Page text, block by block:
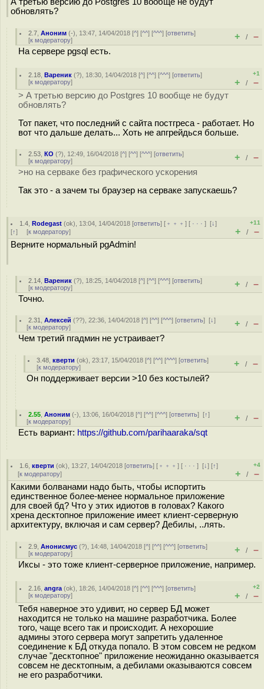
обновлять?
2.7 ,Аноним (-), 13:47, 14/04/2018 [^] [^^] [^^^] [ответить]
[к модератору] + / –
На сервере pgsql есть.
2.18 ,Вареник (?), 18:30, 14/04/2018 [^] [^^] [^^^] [ответить]
[к модератору]
+1
+ / –
> А третью версию до Postgres 10 вообще не будут
обновлять?
Тот пакет, что последний с сайта постгреса - работает. Но
вот что дальше делать... Хоть не апгрейдься больше.
2.53 ,КО (?), 12:49, 16/04/2018 [^] [^^] [^^^] [ответить]
[к модератору] + / –
>но на серваке без графического ускорения
Так это - а зачем ты браузер на серваке запускаешь?
1.4 ,Rodegast (ok), 13:04, 14/04/2018 [ответить] [ ﹢﹢﹢] [ · · ·][↓]
[↑] [к модератору]
+11
+ / –
Верните нормальный pgAdmin!
2.14 ,Вареник (?), 18:25, 14/04/2018 [^] [^^] [^^^] [ответить]
[к модератору] + / –
Точно.
2.31 ,Алексей (??), 22:36, 14/04/2018 [^] [^^] [^^^] [ответить][↓]
[к модератору] + / –
Чем третий пгадмин не устраивает?
3.48 ,кверти (ok), 23:17, 15/04/2018 [^] [^^] [^^^] [ответить]
[к модератору] + / –
Он поддерживает версии >10 без костылей?
2.55 ,Аноним (-), 13:06, 16/04/2018 [^] [^^] [^^^] [ответить][↑]
[к модератору] + / –
Есть вариант: https://github.com/parihaaraka/sqt
1.6 ,кверти (ok), 13:27, 14/04/2018 [ответить] [ ﹢﹢﹢] [ · · ·][↓] [↑]
[к модератору]
+4
+ / –
Какими болванами надо быть, чтобы испортить
единственное более-менее нормальное приложение
для своей бд? Что у этих идиотов в головах? Какого
хрена десктопное приложение имеет клиент-серверную
архитектуру, включая и сам сервер? Дебилы, ..лять.
2.9 ,Анонисмус (?), 14:48, 14/04/2018 [^] [^^] [^^^] [ответить]
[к модератору] + / –
Иксы - это тоже клиент-серверное приложение, например.
2.16 ,angra (ok), 18:26, 14/04/2018 [^] [^^] [^^^] [ответить]
[к модератору]
+2
+ / –
Тебя наверное это удивит, но сервер БД может
находится не только на машине разработчика. Более
того, чаще всего так и происходит. А нехорошие
админы этого сервера могут запретить удаленное
соединение к БД откуда попало. В этом совсем не редком
случае "десктопное" приложение неожиданно оказывается
совсем не десктопным, а дeбилами оказываются совсем
не его разработчики.